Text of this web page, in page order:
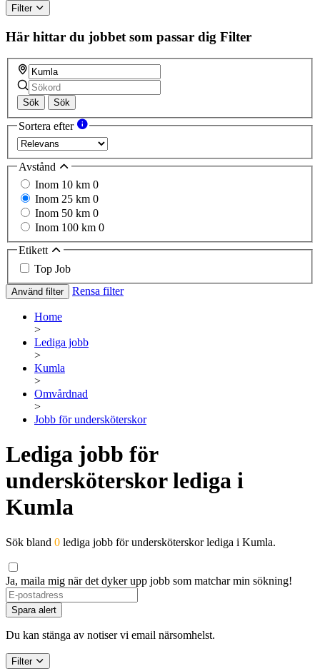
Filter
Här hittar du jobbet som passar dig Filter
Sök Sök
Sortera efter
Avstånd
Inom 10 km 0
Inom 25 km 0
Inom 50 km 0
Inom 100 km 0
Etikett
Top Job
Använd filter Rensa filter
Home
>
Lediga jobb
>
Kumla
>
Omvårdnad
>
Jobb för undersköterskor
Lediga jobb för
undersköterskor lediga i
Kumla
Sök bland 0 lediga jobb för undersköterskor lediga i Kumla.
Ja, maila mig när det dyker upp jobb som matchar min sökning!
Spara alert
Du kan stänga av notiser vi email närsomhelst.
Filter